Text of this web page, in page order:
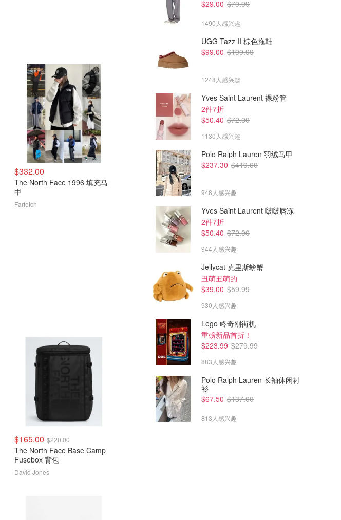
$332.00
The North Face 1996 填充马
甲
Farfetch
$625.00
The North Face 1996粉色羽绒
$293.46
Nuptse 羽绒服
$165.00 $220.00
The North Face Base Camp
Fusebox 背包
David Jones
$29.00 $79.99
1490人感兴趣
UGG Tazz II 棕色拖鞋
$99.00 $199.99
1248人感兴趣
Yves Saint Laurent 裸粉管
2件7折
$50.40 $72.00
1130人感兴趣
Polo Ralph Lauren 羽绒马甲
$237.30 $419.00
948人感兴趣
Yves Saint Laurent 啵啵唇冻
2件7折
$50.40 $72.00
944人感兴趣
Jellycat 克里斯螃蟹
丑萌丑萌的
$39.00 $59.99
930人感兴趣
Lego 咚奇刚街机
重磅新品首折！
$223.99 $279.99
883人感兴趣
Polo Ralph Lauren 长袖休闲衬
衫
$67.50 $137.00
813人感兴趣